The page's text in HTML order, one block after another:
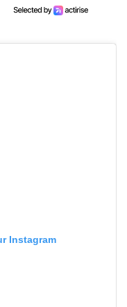
Instagram